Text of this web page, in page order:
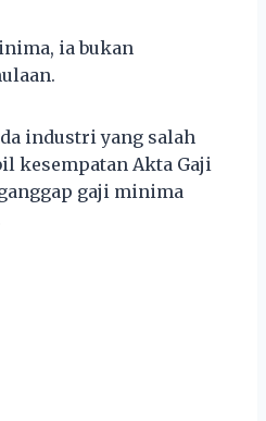
ia bukan
industri yang salah
kesempatan Akta Gaji
gaji minima